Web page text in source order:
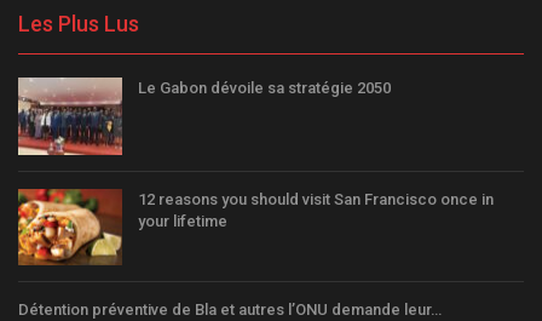
Les Plus Lus
Le Gabon dévoile sa stratégie 2050
12 reasons you should visit San Francisco once in
your lifetime
Détention préventive de Bla et autres l’ONU demande leur…